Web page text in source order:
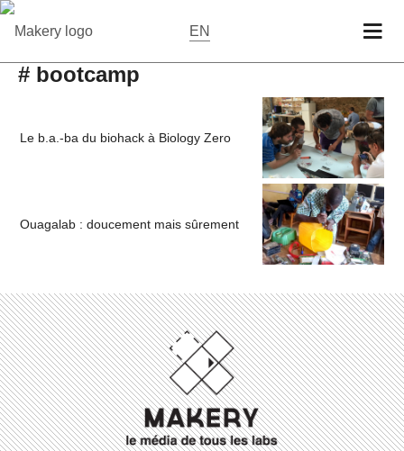
EN
# bootcamp
Le b.a.-ba du biohack à Biology Zero
Ouagalab : doucement mais sûrement